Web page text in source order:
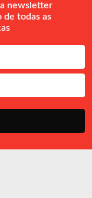
newsletter
todas as